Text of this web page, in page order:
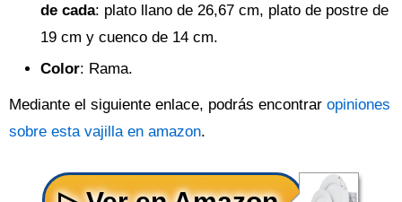
de cada: plato llano de 26,67 cm, plato de postre de
19 cm y cuenco de 14 cm.
Color: Rama.
Mediante el siguiente enlace, podrás encontrar opiniones
sobre esta vajilla en amazon.